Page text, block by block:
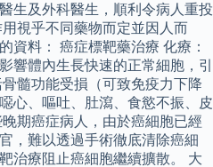
生及外科醫生，順利令病人重投
視乎不同藥物而定並因人而
資料： 癌症標靶藥治療 化療：
響體內生長快速的正常細胞，引
髓功能受損（可致免疫力下降
心、嘔吐、肚瀉、食慾不振、皮
期癌症病人，由於癌細胞已經
，難以透過手術徹底清除癌細
治療阻止癌細胞繼續擴散。 大